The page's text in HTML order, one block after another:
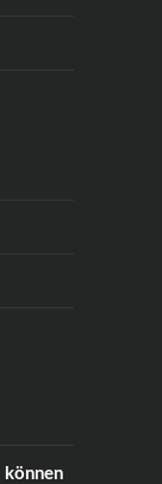
können